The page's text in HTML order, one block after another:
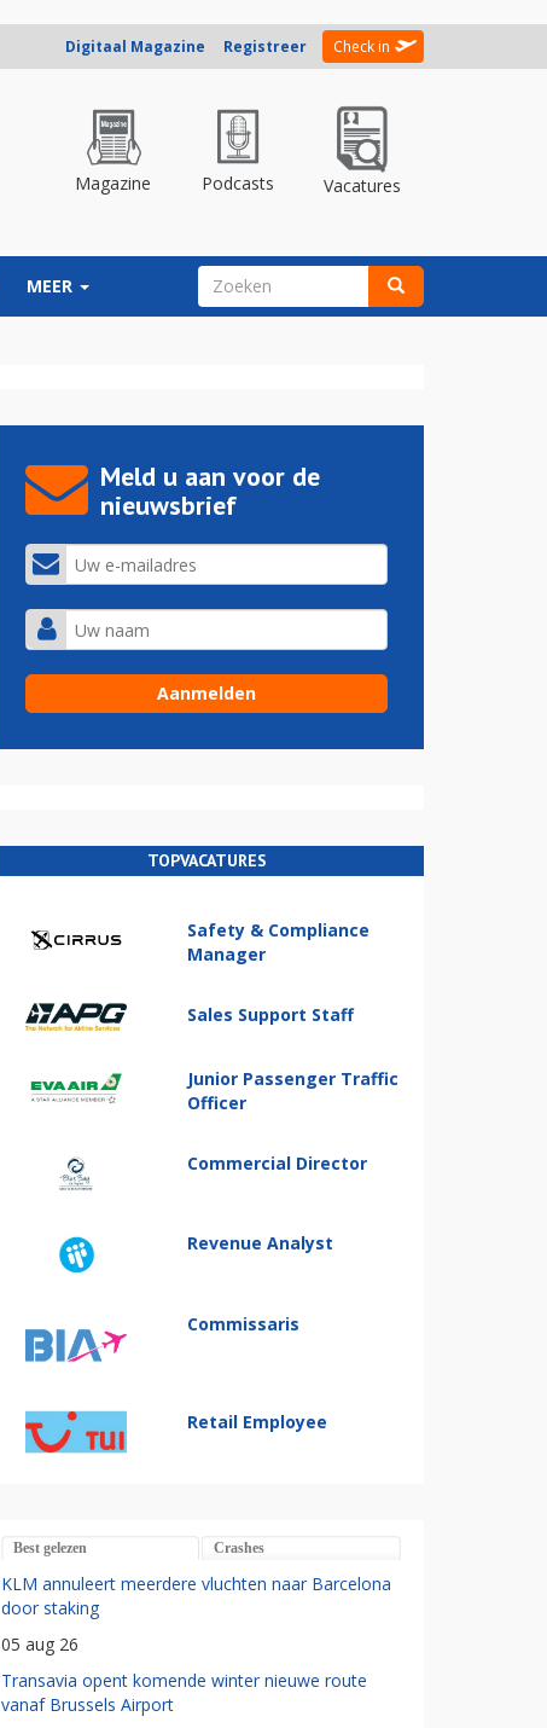
Digitaal Magazine Registreer Check in
Magazine Podcasts Vacatures
MEER ZOEKVELD
Meld u aan voor de
nieuwsbrief
TOPVACATURES
Safety & Compliance
Manager
Sales Support Staff
Junior Passenger Traffic
Officer
Commercial Director
Revenue Analyst
Commissaris
Retail Employee
Best gelezen Crashes
KLM annuleert meerdere vluchten naar Barcelona
door staking
05 aug 26
Transavia opent komende winter nieuwe route
vanaf Brussels Airport